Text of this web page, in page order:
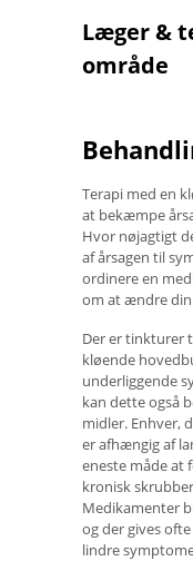
Læger &
område
Terapi med en
at bekæmpe
Hvor nøjagtigt
af årsagen til
ordinere en
om at ændre
Der er tinkturer
kløende
underliggende
kan dette også
midler. Enhver,
er afhængig af
eneste måde at
kronisk
Medikamenter
og der gives
lindre